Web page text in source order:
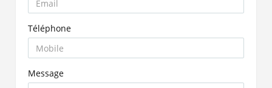
Téléphone
Message